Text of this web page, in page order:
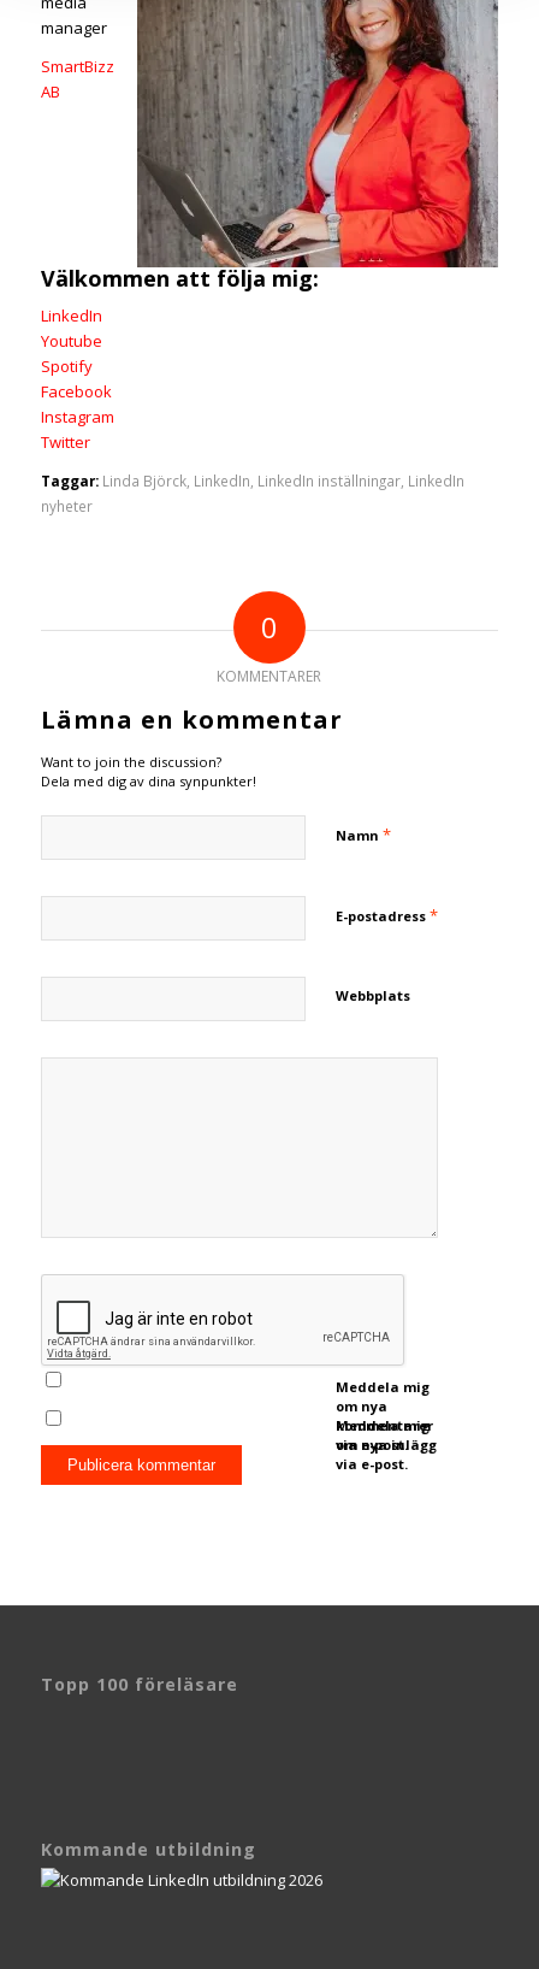
manager
SmartBizz
AB
Välkommen att följa mig:
LinkedIn
Youtube
Spotify
Facebook
Instagram
Twitter
Taggar: Linda Björck, LinkedIn, LinkedIn inställningar, LinkedIn
nyheter
0
KOMMENTARER
Lämna en kommentar
Want to join the discussion?
Dela med dig av dina synpunkter!
Namn *
E-postadress *
Webbplats
Meddela mig
om nya
kommentarer
via e-post.
Meddela mig
om nya inlägg
via e-post.
Topp 100 föreläsare
Kommande utbildning